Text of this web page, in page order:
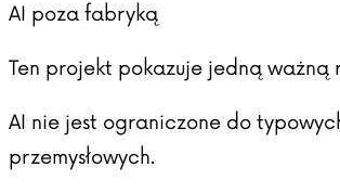
AI poza fabryką
Ten projekt pokazuje jedną ważną
AI nie jest ograniczone do
przemysłowych.